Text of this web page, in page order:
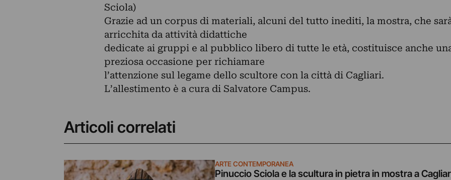
Sciola)
Grazie ad un corpus di materiali, alcuni del tutto inediti, la mostra, che
arricchita da attività didattiche
dedicate ai gruppi e al pubblico libero di tutte le età, costituisce anche
preziosa occasione per richiamare
l’attenzione sul legame dello scultore con la città di Cagliari.
L’allestimento è a cura di Salvatore Campus.
Articoli correlati
ARTE CONTEMPORANEA
Pinuccio Sciola e la scultura in pietra in mostra a